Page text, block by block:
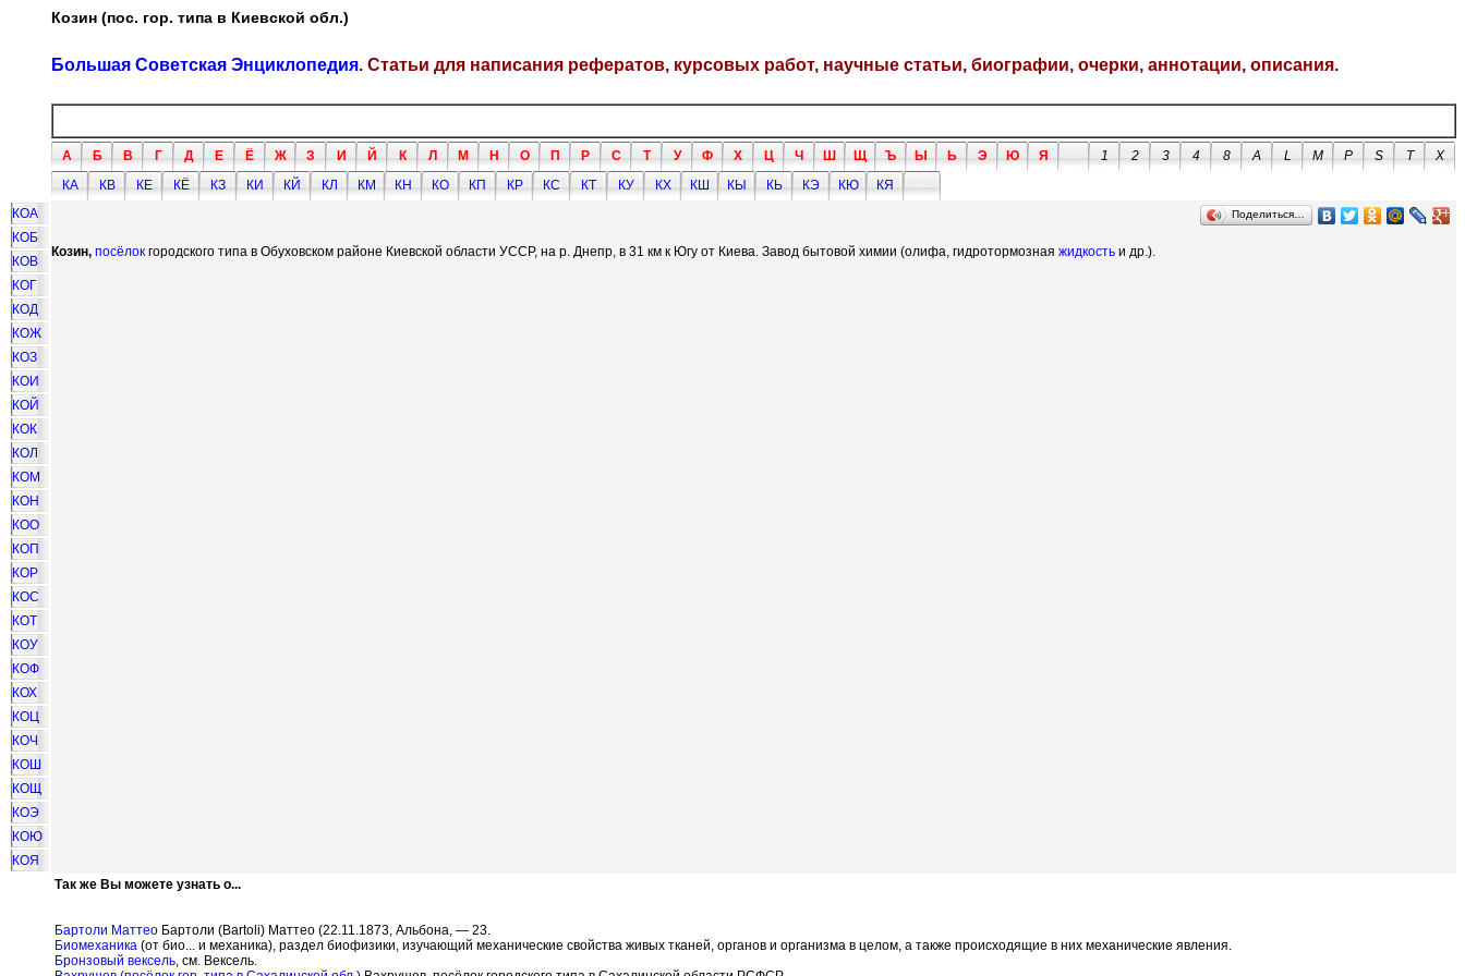
Козин (пос. гор. типа в Киевской обл.)
Большая Советская Энциклопедия. Статьи для написания рефератов, курсовых работ, научные статьи, биографии, очерки, аннотации, описания.
А Б В Г Д Е Ё Ж З И Й К Л М Н О П Р С Т У Ф Х Ц Ч Ш Щ Ъ Ы Ь Э Ю Я 1 2 3 4 8 A L M P S T
X
КА
КВ КЕ КЁ КЗ КИ КЙ КЛ КМ КН КО КП КР КС КТ КУ КХ КШ КЫ КЬ КЭ КЮ
КЯ
КОА
КОБ
КОВ
КОГ
КОД
КОЖ
КОЗ
КОИ
КОЙ
КОК
КОЛ
КОМ
КОН
КОО
КОП
КОР
КОС
КОТ
КОУ
КОФ
КОХ
КОЦ
КОЧ
КОШ
КОЩ
КОЭ
КОЮ
КОЯ
Поделиться…
Козин, посёлок городского типа в Обуховском районе Киевской области УССР, на р. Днепр, в 31 км к Югу от Киева. Завод бытовой химии (олифа, гидротормозная жидкость и др.).
Так же Вы можете узнать о...
Бартоли Маттео Бартоли (Bartoli) Маттео (22.11.1873, Альбона, — 23.
Биомеханика (от био... и механика), раздел биофизики, изучающий механические свойства живых тканей, органов и организма в целом, а также происходящие в них механические явления.
Бронзовый вексель, см. Вексель.